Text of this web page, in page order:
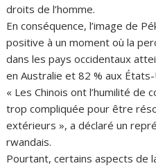
droits de l’homme.
En conséquence, l’image de
positive à un moment où la
dans les pays occidentaux
en Australie et 82 % aux États-
« Les Chinois ont l’humilité
trop compliquée pour être
extérieurs », a déclaré un
rwandais.
Pourtant, certains aspects de